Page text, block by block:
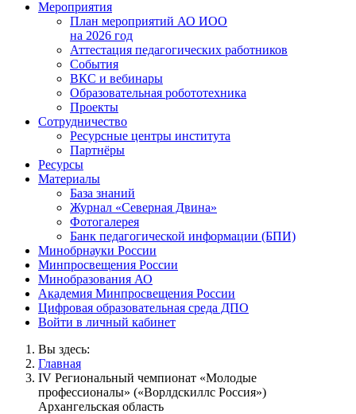
Мероприятия
План мероприятий АО ИОО
на 2026 год
Аттестация педагогических работников
События
ВКС и вебинары
Образовательная робототехника
Проекты
Сотрудничество
Ресурсные центры института
Партнёры
Ресурсы
Материалы
База знаний
Журнал «Северная Двина»
Фотогалерея
Банк педагогической информации (БПИ)
Минобрнауки России
Минпросвещения России
Минобразования АО
Академия Минпросвещения России
Цифровая образовательная среда ДПО
Войти в личный кабинет
Вы здесь:
Главная
IV Региональный чемпионат «Молодые
профессионалы» («Ворлдскиллс Россия»)
Архангельская область